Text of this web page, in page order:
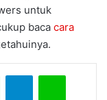
untuk
baca cara
WhatsAppTelegramLine